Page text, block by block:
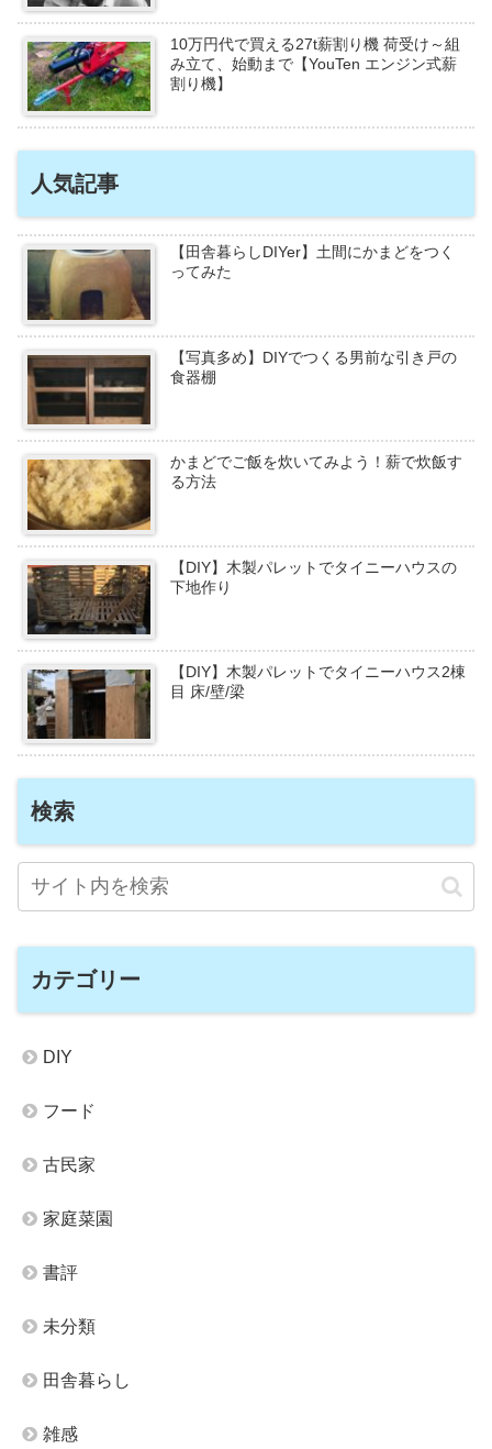
10万円代で買える27t薪割り機 荷受け～組
み立て、始動まで【YouTen エンジン式薪
割り機】
人気記事
【田舎暮らしDIYer】土間にかまどをつく
ってみた
【写真多め】DIYでつくる男前な引き戸の
食器棚
かまどでご飯を炊いてみよう！薪で炊飯す
る方法
【DIY】木製パレットでタイニーハウスの
下地作り
【DIY】木製パレットでタイニーハウス2棟
目 床/壁/梁
検索
カテゴリー
DIY
フード
古民家
家庭菜園
書評
未分類
田舎暮らし
雑感